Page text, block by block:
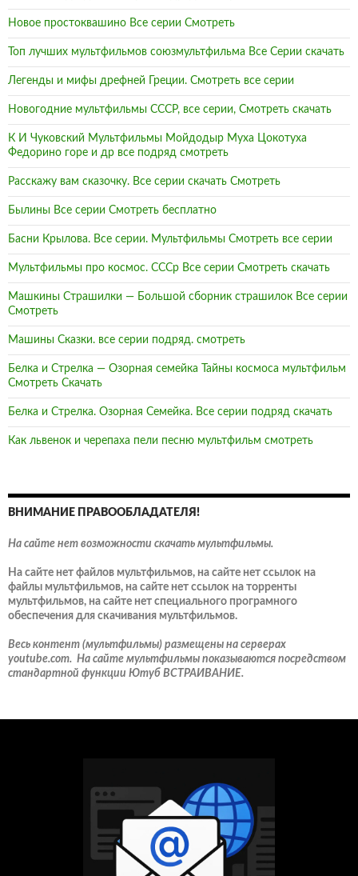
Новое простоквашино Все серии Смотреть
Топ лучших мультфильмов союзмультфильма Все Серии скачать
Легенды и мифы дрефней Греции. Смотреть все серии
Новогодние мультфильмы СССР, все серии, Смотреть скачать
К И Чуковский Мультфильмы Мойдодыр Муха Цокотуха
Федорино горе и др все подряд смотреть
Расскажу вам сказочку. Все серии скачать Смотреть
Былины Все серии Смотреть бесплатно
Басни Крылова. Все серии. Мультфильмы Смотреть все серии
Мультфильмы про космос. СССр Все серии Смотреть скачать
Машкины Страшилки — Большой сборник страшилок Все серии
Смотреть
Машины Сказки. все серии подряд. смотреть
Белка и Стрелка — Озорная семейка Тайны космоса мультфильм
Смотреть Скачать
Белка и Стрелка. Озорная Семейка. Все серии подряд скачать
Как львенок и черепаха пели песню мультфильм смотреть
ВНИМАНИЕ ПРАВООБЛАДАТЕЛЯ!
На сайте нет возможности скачать мультфильмы.
На сайте нет файлов мультфильмов, на сайте нет ссылок на
файлы мультфильмов, на сайте нет ссылок на торренты
мультфильмов, на сайте нет специального програмного
обеспечения для скачивания мультфильмов.
Весь контент (мультфильмы) размещены на серверах
youtube.com. На сайте мультфильмы показываются посредством
стандартной функции Ютуб ВСТРАИВАНИЕ.